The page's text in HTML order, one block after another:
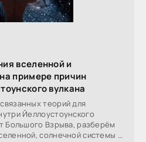
вселенной и
примере причин
вулкана
теорий для
Йеллоустоунского
Большого Взрыва, разберём
солнечной системы в